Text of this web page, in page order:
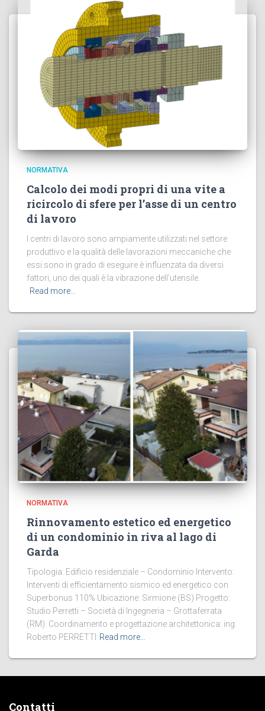
NORMATIVA
Calcolo dei modi propri di una vite a
ricircolo di sfere per l’asse di un centro
di lavoro
I centri di lavoro sono ampiamente utilizzati nel settore
produttivo e la qualità delle lavorazioni meccaniche che
essi sono in grado di eseguire è influenzata da diversi
fattori, uno dei quali è la vibrazione dell’utensile.
Read more…
NORMATIVA
Rinnovamento estetico ed energetico
di un condominio in riva al lago di
Garda
Tipologia: Edificio residenziale – Condominio Intervento:
Interventi di efficientamento sismico ed energetico con
Superbonus 110% Ubicazione: Sirmione (BS) Progetto:
Studio Perretti – Società di Ingegneria – Grottaferrata
(RM) Coordinamento e progettazione architettonica: ing.
Roberto PERRETTI Read more…
Contatti